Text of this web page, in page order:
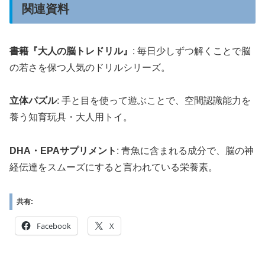
関連資料
書籍『大人の脳トレドリル』 : 毎日少しずつ解くことで脳
の若さを保つ人気のドリルシリーズ。
立体パズル: 手と目を使って遊ぶことで、空間認識能力を
養う知育玩具・大人用トイ。
DHA・EPAサプリメント : 青魚に含まれる成分で、脳の神
経伝達をスムーズにすると言われている栄養素。
共有:
Facebook X